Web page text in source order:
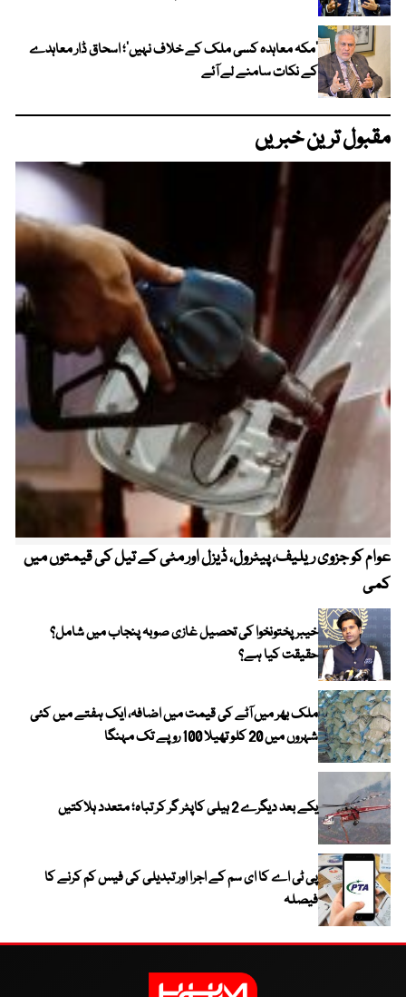
‘مکہ معاہدہ کسی ملک کے خلاف نہیں’؛ اسحاق ڈار معاہدے
کے نکات سامنے لے آئے
مقبول ترین خبریں
عوام کو جزوی ریلیف، پیٹرول، ڈیزل اور مٹی کے تیل کی قیمتوں میں
کمی
خیبر پختونخوا کی تحصیل غازی صوبہ پنجاب میں شامل؟
حقیقت کیا ہے؟
ملک بھر میں آٹے کی قیمت میں اضافہ، ایک ہفتے میں کئی
شہروں میں 20 کلو تھیلا 100 روپے تک مہنگا
یکے بعد دیگرے 2 ہیلی کاپٹر گر کر تباہ؛ متعدد ہلاکتیں
پی ٹی اے کا ای سم کے اجرا اور تبدیلی کی فیس کم کرنے کا
فیصلہ